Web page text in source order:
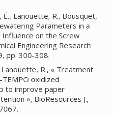
É., Lanouette, R., Bousquet,
Parameters in a
on the Screw
Engineering Research
pp. 300-308.
Lanouette, R., « Treatment
oxidized
to improve paper
», BioResources J.,